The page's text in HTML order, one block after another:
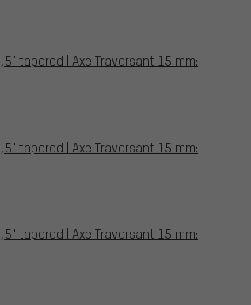
tapered | Axe Traversant 15 mm:
tapered | Axe Traversant 15 mm:
tapered | Axe Traversant 15 mm: